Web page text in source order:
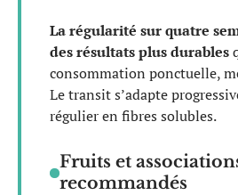
La régularité sur quatre
des résultats plus durables
consommation ponctuelle,
Le transit s’adapte
régulier en fibres solubles.
Fruits et
recommandés